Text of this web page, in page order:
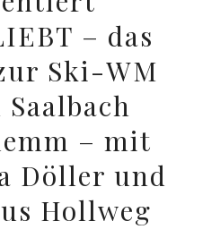
– das
Ski-WM
– mit
Döller und
Hollweg